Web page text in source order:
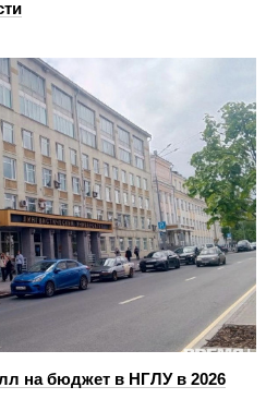
на бюджет в НГЛУ в 2026